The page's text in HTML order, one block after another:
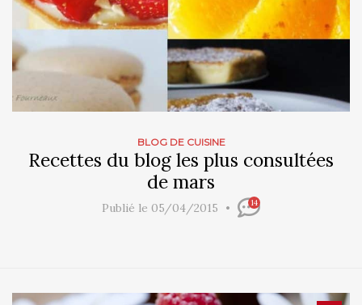
BLOG DE CUISINE
Recettes du blog les plus consultées
de mars
Publié le 05/04/2015 14